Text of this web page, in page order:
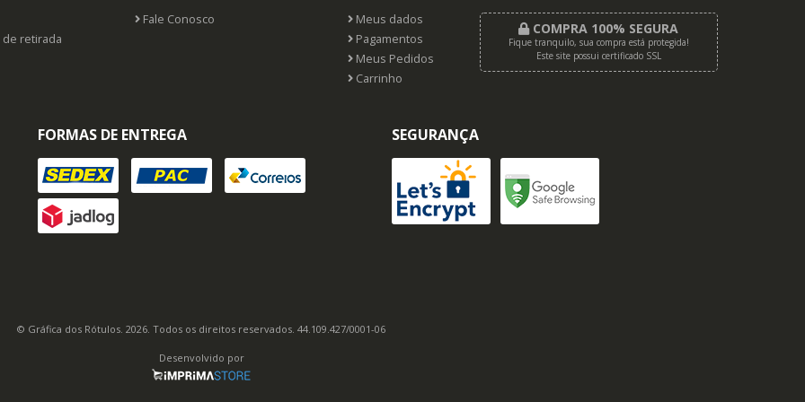
Fale Conosco
retirada
Meus dados
Pagamentos
Meus Pedidos
Carrinho
COMPRA 100% SEGURA
Fique tranquilo, sua compra está protegida!
Este site possui certificado SSL
FORMAS DE ENTREGA SEGURANÇA
© Gráfica dos Rótulos. 2026. Todos os direitos reservados. 44.109.427/0001-06
Desenvolvido por